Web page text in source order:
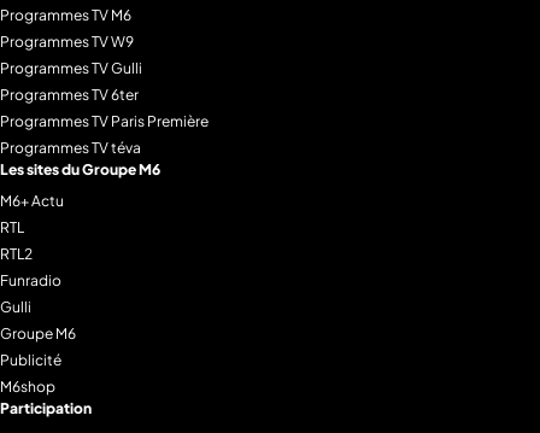
Programmes TV M6
Programmes TV W9
Programmes TV Gulli
Programmes TV 6ter
Programmes TV Paris Première
Programmes TV téva
Les sites du Groupe M6
M6+ Actu
RTL
RTL2
Funradio
Gulli
Groupe M6
Publicité
M6shop
Participation